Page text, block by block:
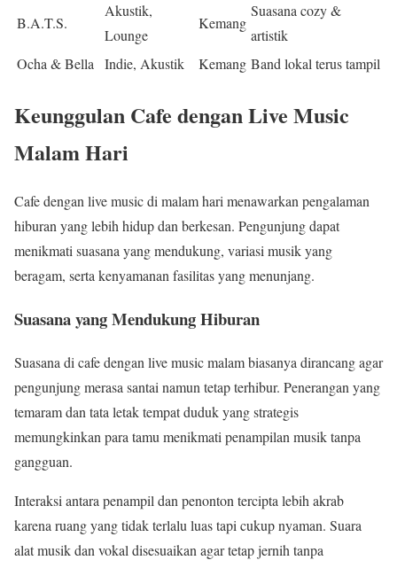
B.A.T.S.
Akustik,
Lounge
Kemang
Suasana cozy &
artistik
Ocha & Bella Indie, Akustik Kemang Band lokal terus tampil
Keunggulan Cafe dengan Live Music
Malam Hari
Cafe dengan live music di malam hari menawarkan pengalaman
hiburan yang lebih hidup dan berkesan. Pengunjung dapat
menikmati suasana yang mendukung, variasi musik yang
beragam, serta kenyamanan fasilitas yang menunjang.
Suasana yang Mendukung Hiburan
Suasana di cafe dengan live music malam biasanya dirancang agar
pengunjung merasa santai namun tetap terhibur. Penerangan yang
temaram dan tata letak tempat duduk yang strategis
memungkinkan para tamu menikmati penampilan musik tanpa
gangguan.
Interaksi antara penampil dan penonton tercipta lebih akrab
karena ruang yang tidak terlalu luas tapi cukup nyaman. Suara
alat musik dan vokal disesuaikan agar tetap jernih tanpa